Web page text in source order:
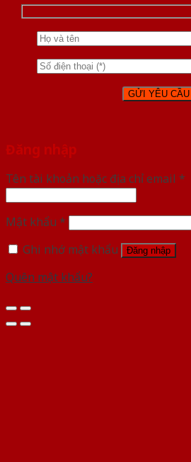
Đăng nhập
Tên tài khoản hoặc địa chỉ email *
Mật khẩu *
Ghi nhớ mật khẩu
Đăng nhập
Quên mật khẩu?